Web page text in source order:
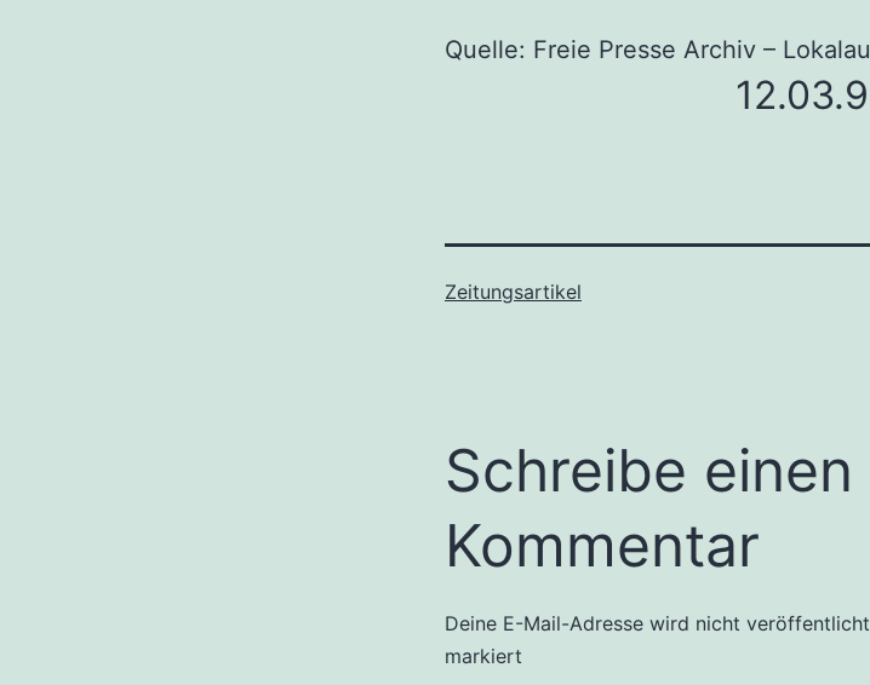
Quelle: Freie Presse Archiv –
Zeitungsartikel
Schreibe einen
Kommentar
Deine E-Mail-Adresse wird nicht
markiert